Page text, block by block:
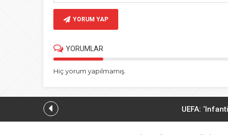
YORUM YAP
YORUMLAR
Hiç yorum yapılmamış.
UEFA: